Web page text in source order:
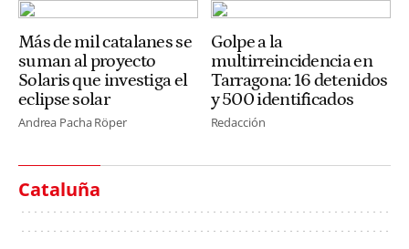
Más de mil catalanes se
suman al proyecto
Solaris que investiga el
eclipse solar
Andrea Pacha Röper
Golpe a la
multirreincidencia en
Tarragona: 16 detenidos
y 500 identificados
Redacción
Cataluña